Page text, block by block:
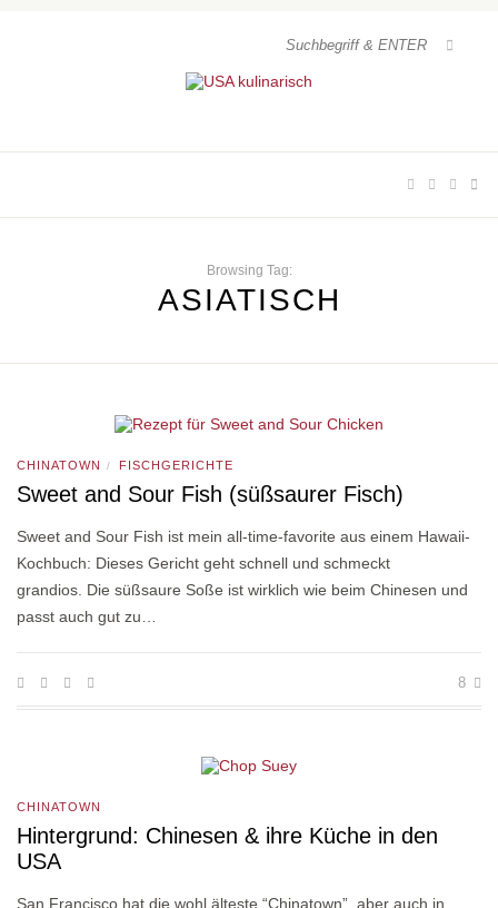
Browsing Tag:
ASIATISCH
CHINATOWN / FISCHGERICHTE
Sweet and Sour Fish (süßsaurer Fisch)
Sweet and Sour Fish ist mein all-time-favorite aus einem Hawaii-
Kochbuch: Dieses Gericht geht schnell und schmeckt
grandios. Die süßsaure Soße ist wirklich wie beim Chinesen und
passt auch gut zu…
8
CHINATOWN
Hintergrund: Chinesen & ihre Küche in den
USA
San Francisco hat die wohl älteste “Chinatown”, aber auch in